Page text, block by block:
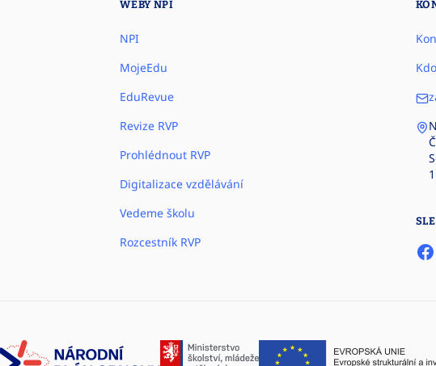
WEBY NPI
NPI
MojeEdu
EduRevue
Revize RVP
Prohlédnout RVP
Digitalizace vzdělávání
Vedeme školu
Rozcestník RVP